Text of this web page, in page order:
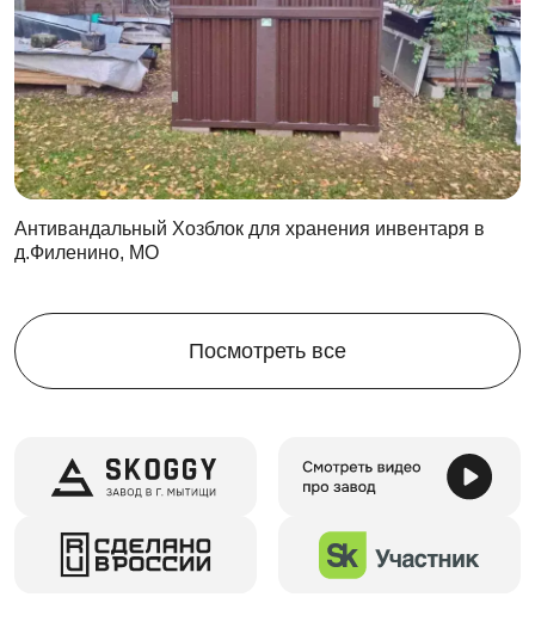
Антивандальный Хозблок для хранения инвентаря в
д.Филенино, МО
Посмотреть все